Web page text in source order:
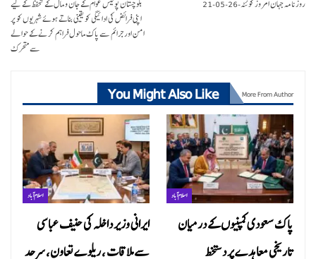
بلوچستان پولیس عوام کے جان و مال کے تحفظ کے لیے
اپنی فرائض کی ادائیگی کو یقینی بناتے ہوئے شہریوں کو پر
امن اور جرائم سے پاک ماحول فراہم کرنے کے حوالے
سے متحرک
روزنامہ جہان امروز کوئٹہ-26-05-21
You Might Also Like More From Author
اسلام آباد
ایرانی وزیر داخلہ کی حنیف عباسی
سے ملاقات ، ریلوے تعاون، سرحد
اسلام آباد
پاک سعودی کمپنیوں کے درمیان
تاریخی معاہدے پر دستخط